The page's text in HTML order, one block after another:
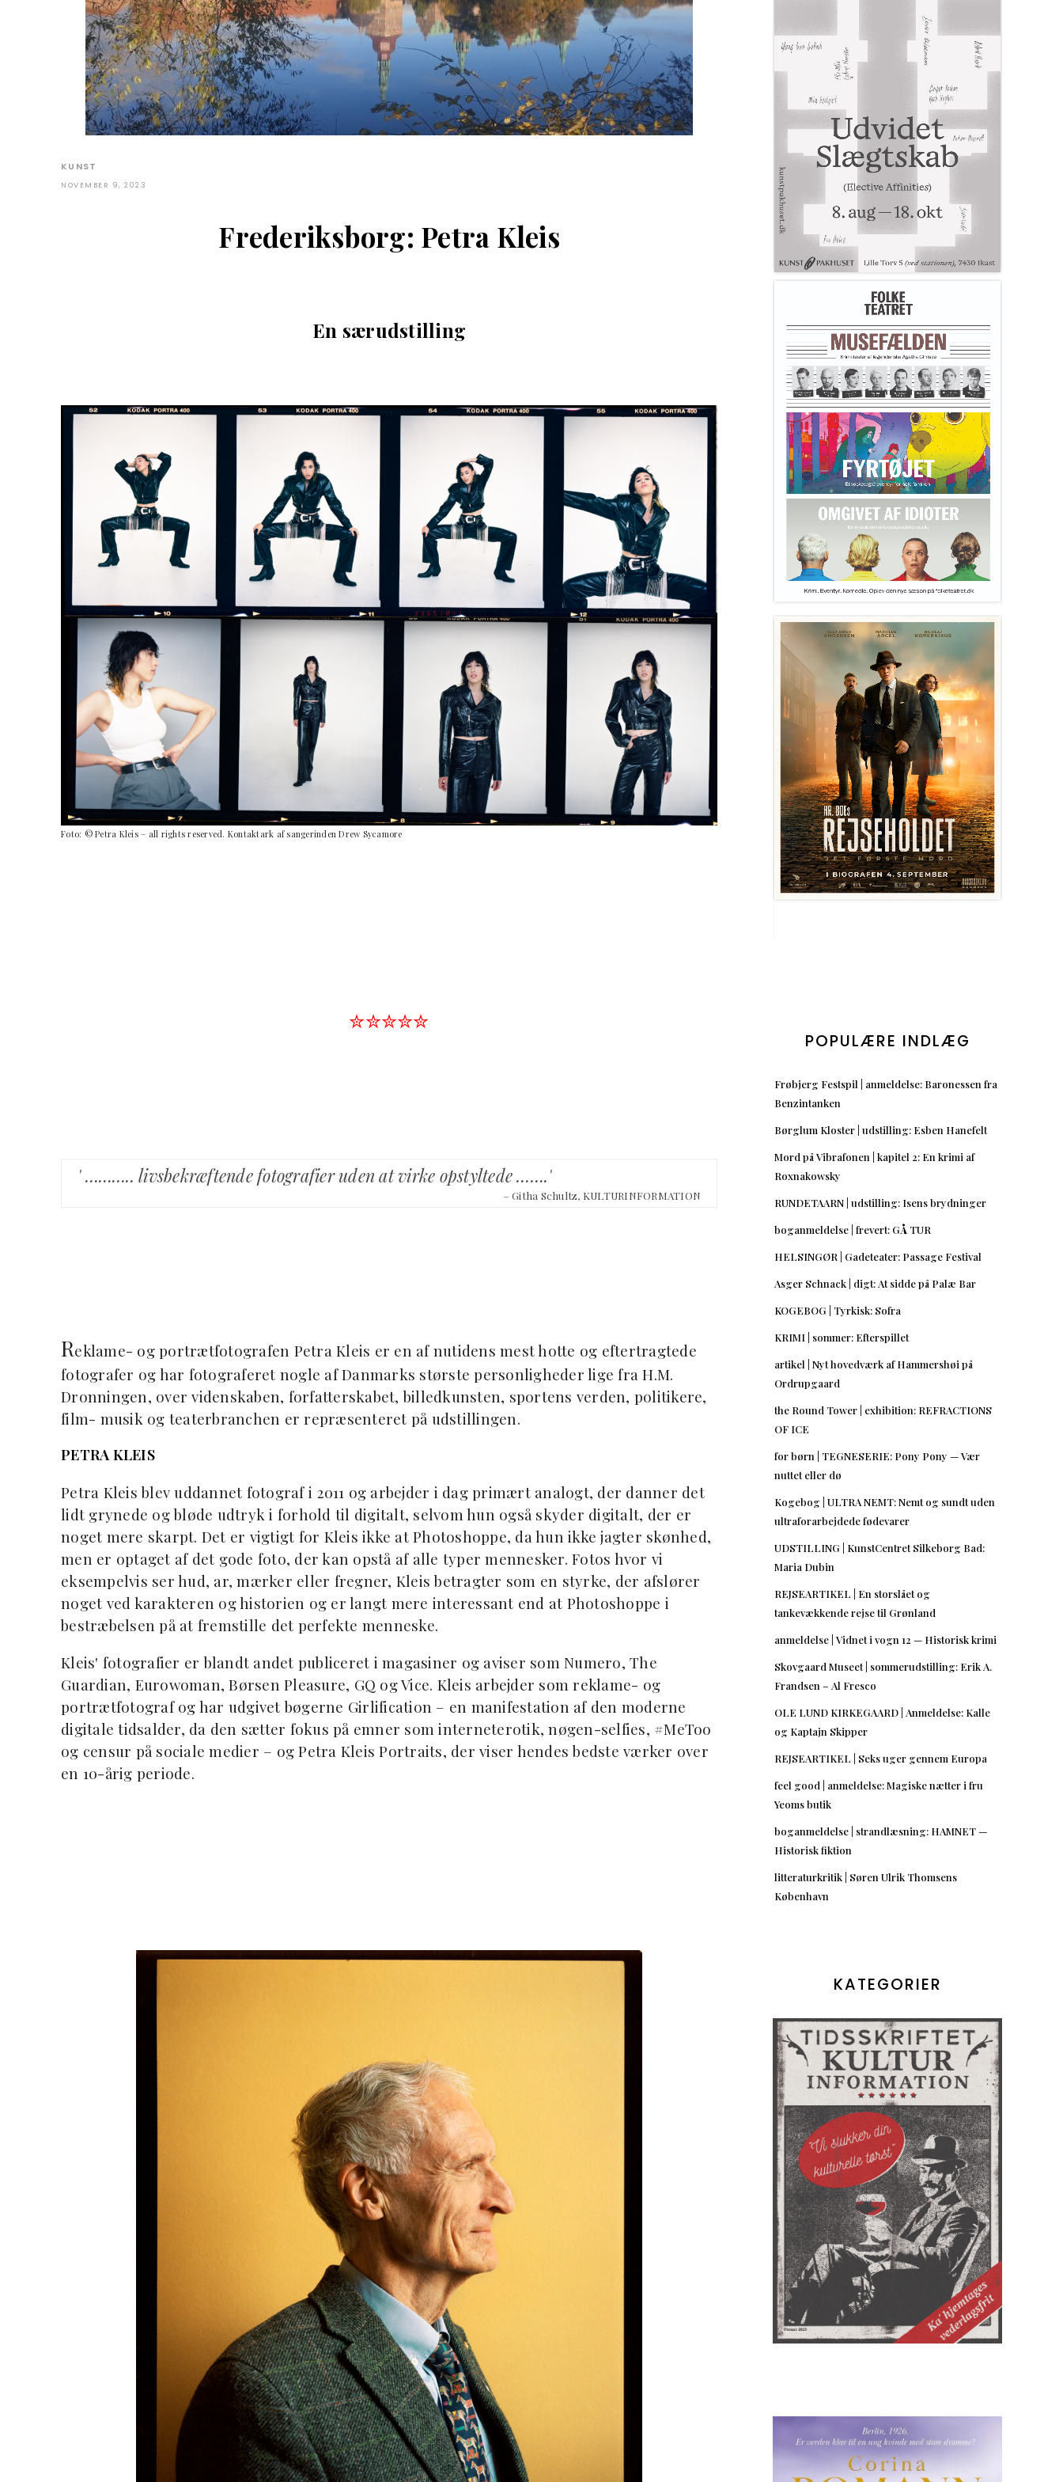
KUNST
NOVEMBER 9, 2023
Frederiksborg: Petra Kleis
En særudstilling
Foto: © Petra Kleis – all rights reserved. Kontaktark af sangerinden Drew Sycamore
✮✮✮✮✮
' ……….. livsbekræftende fotografier uden at virke opstyltede …….'
– Githa Schultz, KULTURINFORMATION
Reklame- og portrætfotografen Petra Kleis er en af nutidens mest hotte og eftertragtede
fotografer og har fotograferet nogle af Danmarks største personligheder lige fra H.M.
Dronningen, over videnskaben, forfatterskabet, billedkunsten, sportens verden, politikere,
film- musik og teaterbranchen er repræsenteret på udstillingen.
PETRA KLEIS
Petra Kleis blev uddannet fotograf i 2011 og arbejder i dag primært analogt, der danner det
lidt grynede og bløde udtryk i forhold til digitalt, selvom hun også skyder digitalt, der er
noget mere skarpt. Det er vigtigt for Kleis ikke at Photoshoppe, da hun ikke jagter skønhed,
men er optaget af det gode foto, der kan opstå af alle typer mennesker. Fotos hvor vi
eksempelvis ser hud, ar, mærker eller fregner, Kleis betragter som en styrke, der afslører
noget ved karakteren og historien og er langt mere interessant end at Photoshoppe i
bestræbelsen på at fremstille det perfekte menneske.
Kleis' fotografier er blandt andet publiceret i magasiner og aviser som Numero, The
Guardian, Eurowoman, Børsen Pleasure, GQ og Vice. Kleis arbejder som reklame- og
portrætfotograf og har udgivet bøgerne Girlification – en manifestation af den moderne
digitale tidsalder, da den sætter fokus på emner som interneterotik, nøgen-selfies, #MeToo
og censur på sociale medier – og Petra Kleis Portraits, der viser hendes bedste værker over
en 10-årig periode.
POPULÆRE INDLÆG
Frøbjerg Festspil | anmeldelse: Baronessen fra
Benzintanken
Børglum Kloster | udstilling: Esben Hanefelt
Mord på Vibrafonen | kapitel 2: En krimi af
Roxnakowsky
RUNDETAARN | udstilling: Isens brydninger
boganmeldelse | frevert: GÅ TUR
HELSINGØR | Gadeteater: Passage Festival
Asger Schnack | digt: At sidde på Palæ Bar
KOGEBOG | Tyrkisk: Sofra
KRIMI | sommer: Efterspillet
artikel | Nyt hovedværk af Hammershøi på
Ordrupgaard
the Round Tower | exhibition: REFRACTIONS
OF ICE
for børn | TEGNESERIE: Pony Pony — Vær
nuttet eller dø
Kogebog | ULTRA NEMT: Nemt og sundt uden
ultraforarbejdede fødevarer
UDSTILLING | KunstCentret Silkeborg Bad:
Maria Dubin
REJSEARTIKEL | En storslået og
tankevækkende rejse til Grønland
anmeldelse | Vidnet i vogn 12 — Historisk krimi
Skovgaard Museet | sommerudstilling: Erik A.
Frandsen – Al Fresco
OLE LUND KIRKEGAARD | Anmeldelse: Kalle
og Kaptajn Skipper
REJSEARTIKEL | Seks uger gennem Europa
feel good | anmeldelse: Magiske nætter i fru
Yeoms butik
boganmeldelse | strandlæsning: HAMNET —
Historisk fiktion
litteraturkritik | Søren Ulrik Thomsens
København
KATEGORIER